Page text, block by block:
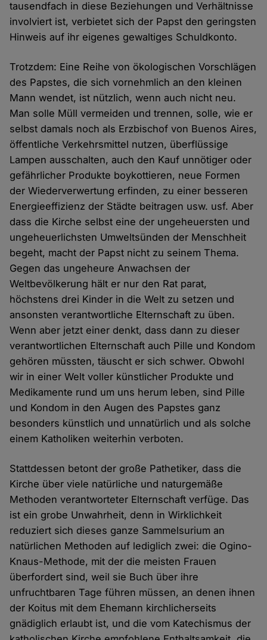
tausendfach in diese Beziehungen und Verhältnisse
involviert ist, verbietet sich der Papst den geringsten
Hinweis auf ihr eigenes gewaltiges Schuldkonto.
Trotzdem: Eine Reihe von ökologischen Vorschlägen
des Papstes, die sich vornehmlich an den kleinen
Mann wendet, ist nützlich, wenn auch nicht neu.
Man solle Müll vermeiden und trennen, solle, wie er
selbst damals noch als Erzbischof von Buenos Aires,
öffentliche Verkehrsmittel nutzen, überflüssige
Lampen ausschalten, auch den Kauf unnötiger oder
gefährlicher Produkte boykottieren, neue Formen
der Wiederverwertung erfinden, zu einer besseren
Energieeffizienz der Städte beitragen usw. usf. Aber
dass die Kirche selbst eine der ungeheuersten und
ungeheuerlichsten Umweltsünden der Menschheit
begeht, macht der Papst nicht zu seinem Thema.
Gegen das ungeheure Anwachsen der
Weltbevölkerung hält er nur den Rat parat,
höchstens drei Kinder in die Welt zu setzen und
ansonsten verantwortliche Elternschaft zu üben.
Wenn aber jetzt einer denkt, dass dann zu dieser
verantwortlichen Elternschaft auch Pille und Kondom
gehören müssten, täuscht er sich schwer. Obwohl
wir in einer Welt voller künstlicher Produkte und
Medikamente rund um uns herum leben, sind Pille
und Kondom in den Augen des Papstes ganz
besonders künstlich und unnatürlich und als solche
einem Katholiken weiterhin verboten.
Stattdessen betont der große Pathetiker, dass die
Kirche über viele natürliche und naturgemäße
Methoden verantworteter Elternschaft verfüge. Das
ist ein grobe Unwahrheit, denn in Wirklichkeit
reduziert sich dieses ganze Sammelsurium an
natürlichen Methoden auf lediglich zwei: die Ogino-
Knaus-Methode, mit der die meisten Frauen
überfordert sind, weil sie Buch über ihre
unfruchtbaren Tage führen müssen, an denen ihnen
der Koitus mit dem Ehemann kirchlicherseits
gnädiglich erlaubt ist, und die vom Katechismus der